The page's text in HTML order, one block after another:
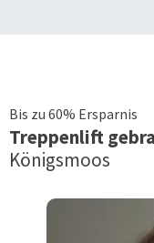
Bis zu 60% Ersparnis
Treppenlift
Königsmoos